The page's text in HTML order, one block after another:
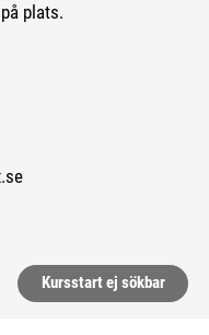
plats.
till extern sida.)
Kursstart ej sökbar